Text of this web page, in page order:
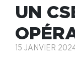
UN
15 JANVIER